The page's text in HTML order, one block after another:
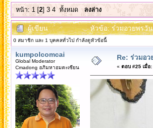
หน้า:1[2] 3 4 ทั้งหมด ลงล่าง
ผู้เขียน หัวข้อ: ร่วมอวยพรวั
0 สมาชิก และ 1 บุคคลทั่วไป กำลังดูหัวข้อนี้
kumpolcomcai
Global Moderator
Cmadong อภิมหาอมตะเซียน
Re: ร่วมอ
« ตอบ #25 เมื่อ: